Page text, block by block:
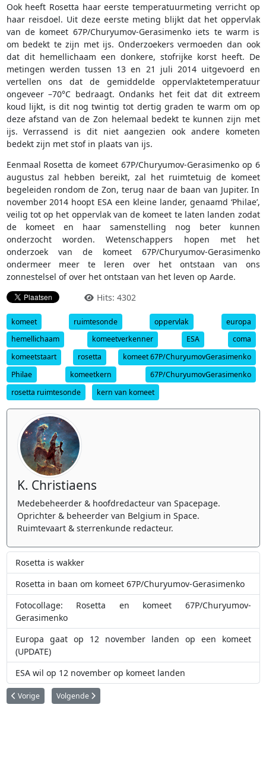
Ook heeft Rosetta haar eerste temperatuurmeting verricht op
haar reisdoel. Uit deze eerste meting blijkt dat het oppervlak
van de komeet 67P/Churyumov-Gerasimenko iets te warm is
om bedekt te zijn met ijs. Onderzoekers vermoeden dan ook
dat dit hemellichaam een donkere, stofrijke korst heeft. De
metingen werden tussen 13 en 21 juli 2014 uitgevoerd en
vertellen ons dat de gemiddelde oppervlaktetemperatuur
ongeveer –70°C bedraagt. Ondanks het feit dat dit extreem
koud lijkt, is dit nog twintig tot dertig graden te warm om op
deze afstand van de Zon helemaal bedekt te kunnen zijn met
ijs. Verrassend is dit niet aangezien ook andere kometen
bedekt zijn met stof in plaats van ijs.
Eenmaal Rosetta de komeet 67P/Churyumov-Gerasimenko op 6
augustus zal hebben bereikt, zal het ruimtetuig de komeet
begeleiden rondom de Zon, terug naar de baan van Jupiter. In
november 2014 hoopt ESA een kleine lander, genaamd ‘Philae’,
veilig tot op het oppervlak van de komeet te laten landen zodat
de komeet en haar samenstelling nog beter kunnen
onderzocht worden. Wetenschappers hopen met het
onderzoek van de komeet 67P/Churyumov-Gerasimenko
ondermeer meer te leren over het ontstaan van ons
zonnestelsel of over het ontstaan van het leven op Aarde.
Hits: 4302
komeet ruimtesonde oppervlak
europa
hemellichaam
komeetverkenner ESA
coma
komeetstaart
rosetta
komeet 67P/ChuryumovGerasimenko
Philae
komeetkern
67P/ChuryumovGerasimenko
rosetta ruimtesonde
kern van komeet
K. Christiaens
Medebeheerder & hoofdredacteur van Spacepage.
Oprichter & beheerder van Belgium in Space.
Ruimtevaart & sterrenkunde redacteur.
Rosetta is wakker
Rosetta in baan om komeet 67P/Churyumov-Gerasimenko
Fotocollage: Rosetta en komeet 67P/Churyumov-
Gerasimenko
Europa gaat op 12 november landen op een komeet
(UPDATE)
ESA wil op 12 november op komeet landen
Vorig artikel: Rosetta in baan om komeet 67P/Churyumov-Gerasimenko
Vorige Volgende artikel: Venus Express duikt in de dampkring van
Volgende